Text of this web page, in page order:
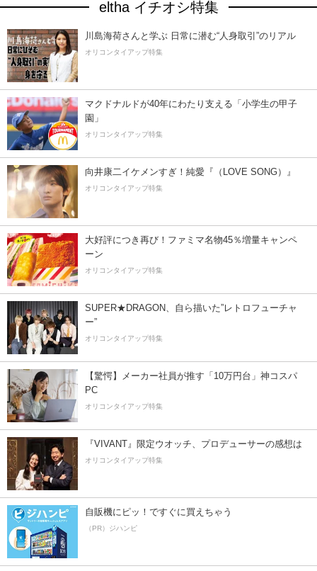
eltha イチオシ特集
川島海荷さんと学ぶ 日常に潜む“人身取引”のリアル
オリコンタイアップ特集
マクドナルドが40年にわたり支える「小学生の甲子
園」
オリコンタイアップ特集
向井康二イケメンすぎ！純愛『（LOVE SONG）』
オリコンタイアップ特集
大好評につき再び！ファミマ名物45％増量キャンペ
ーン
オリコンタイアップ特集
SUPER★DRAGON、自ら描いた”レトロフューチャ
ー”
オリコンタイアップ特集
【驚愕】メーカー社員が推す「10万円台」神コスパ
PC
オリコンタイアップ特集
『VIVANT』限定ウオッチ、プロデューサーの感想は
オリコンタイアップ特集
自販機にピッ！ですぐに買えちゃう
（PR）ジハンピ